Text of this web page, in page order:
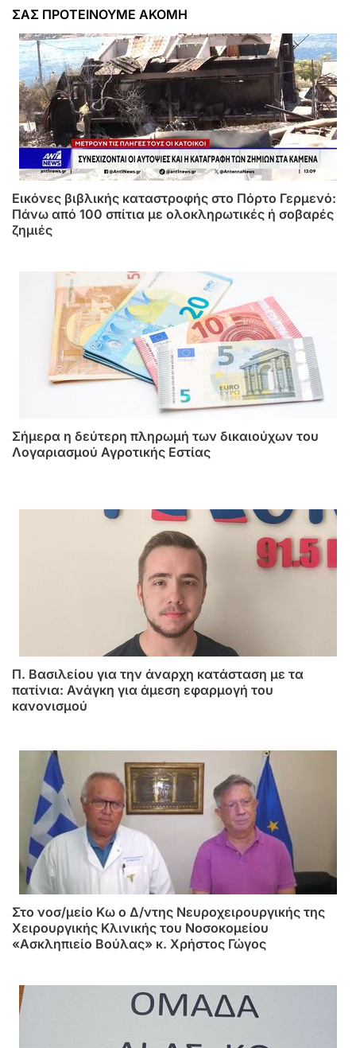
ΣΑΣ ΠΡΟΤΕΙΝΟΥΜΕ ΑΚΟΜΗ
Εικόνες βιβλικής καταστροφής στο Πόρτο Γερμενό:
Πάνω από 100 σπίτια με ολοκληρωτικές ή σοβαρές
ζημιές
Σήμερα η δεύτερη πληρωμή των δικαιούχων του
Λογαριασμού Αγροτικής Εστίας
Π. Βασιλείου για την άναρχη κατάσταση με τα
πατίνια: Ανάγκη για άμεση εφαρμογή του
κανονισμού
Στο νοσ/μείο Κω ο Δ/ντης Νευροχειρουργικής της
Χειρουργικής Κλινικής του Νοσοκομείου
«Ασκληπιείο Βούλας» κ. Χρήστος Γώγος